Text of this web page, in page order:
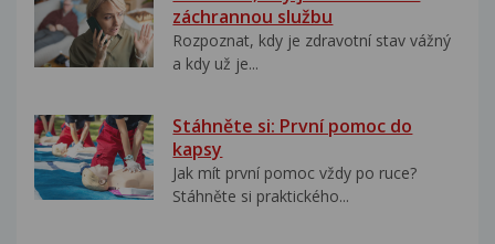
záchrannou službu
Rozpoznat, kdy je zdravotní stav vážný
a kdy už je...
Stáhněte si: První pomoc do
kapsy
Jak mít první pomoc vždy po ruce?
Stáhněte si praktického...